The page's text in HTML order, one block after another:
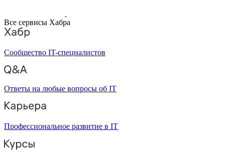
Все сервисы Хабра
Сообщество IT-специалистов
Ответы на любые вопросы об IT
Профессиональное развитие в IT